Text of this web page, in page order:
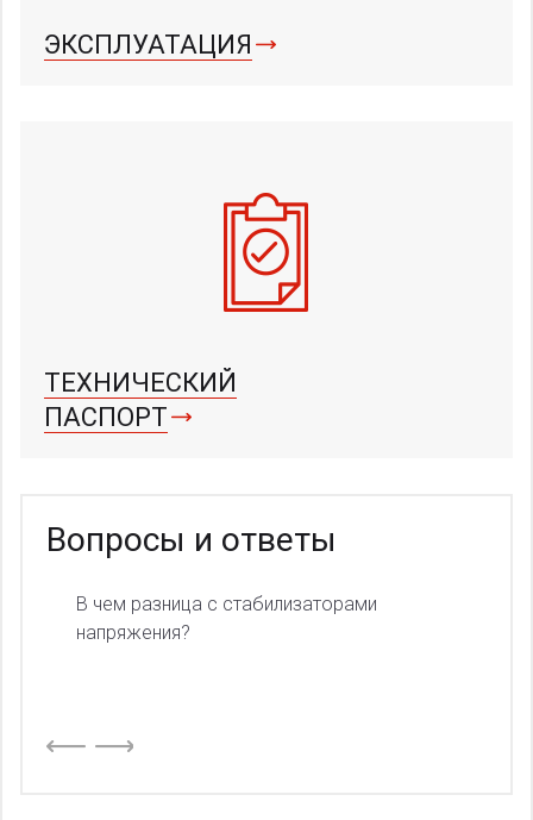
ЭКСПЛУАТАЦИЯ
ТЕХНИЧЕСКИЙ
ПАСПОРТ
Вопросы и ответы
В чем разница с стабилизаторами
напряжения?